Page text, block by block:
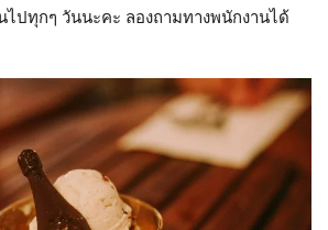
ปทุกๆ วันนะคะ ลองถามทางพนักงานได้